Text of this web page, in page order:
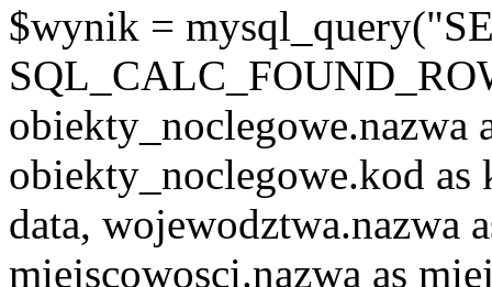
$wynik =
obiekty_noclegowe.nazwa
obiekty_noclegowe.kod as
data, wojewodztwa.nazwa
miejscowosci.nazwa as